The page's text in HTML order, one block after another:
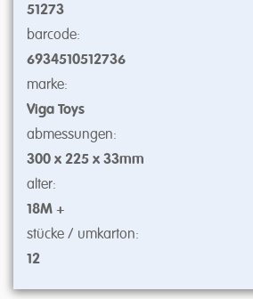
51273
barcode:
6934510512736
marke:
Viga Toys
abmessungen:
300 x 225 x 33mm
alter:
18M +
stücke / umkarton:
12